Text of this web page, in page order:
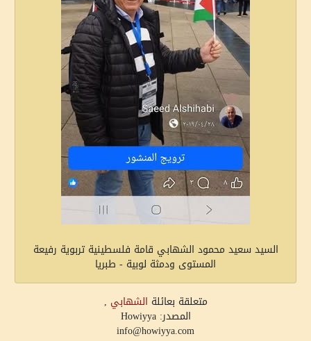
السيد سعيد محمود الشهابي قامة فلسطينية تربوية رفيعة
المستوى ودمثة لوبية - طبريا
متعلقة بعائلة الشهابي ,
المصدر: Howiyya
info@howiyya.com